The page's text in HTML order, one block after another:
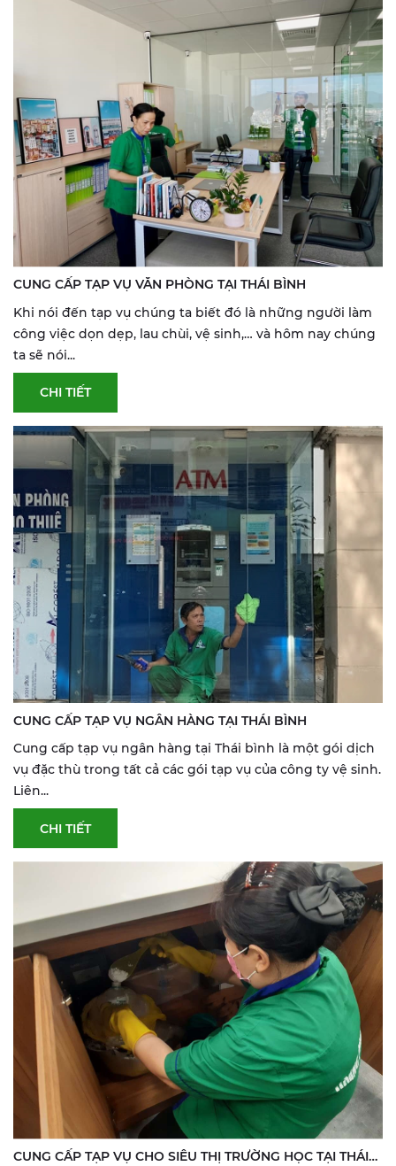
CUNG CẤP TẠP VỤ VĂN PHÒNG TẠI THÁI BÌNH
Khi nói đến tạp vụ chúng ta biết đó là những người làm
công việc dọn dẹp, lau chùi, vệ sinh,… và hôm nay chúng
ta sẽ nói...
CHI TIẾT
CUNG CẤP TẠP VỤ NGÂN HÀNG TẠI THÁI BÌNH
Cung cấp tạp vụ ngân hàng tại Thái bình là một gói dịch
vụ đặc thù trong tất cả các gói tạp vụ của công ty vệ sinh.
Liên...
CHI TIẾT
CUNG CẤP TẠP VỤ CHO SIÊU THỊ TRƯỜNG HỌC TẠI THÁI